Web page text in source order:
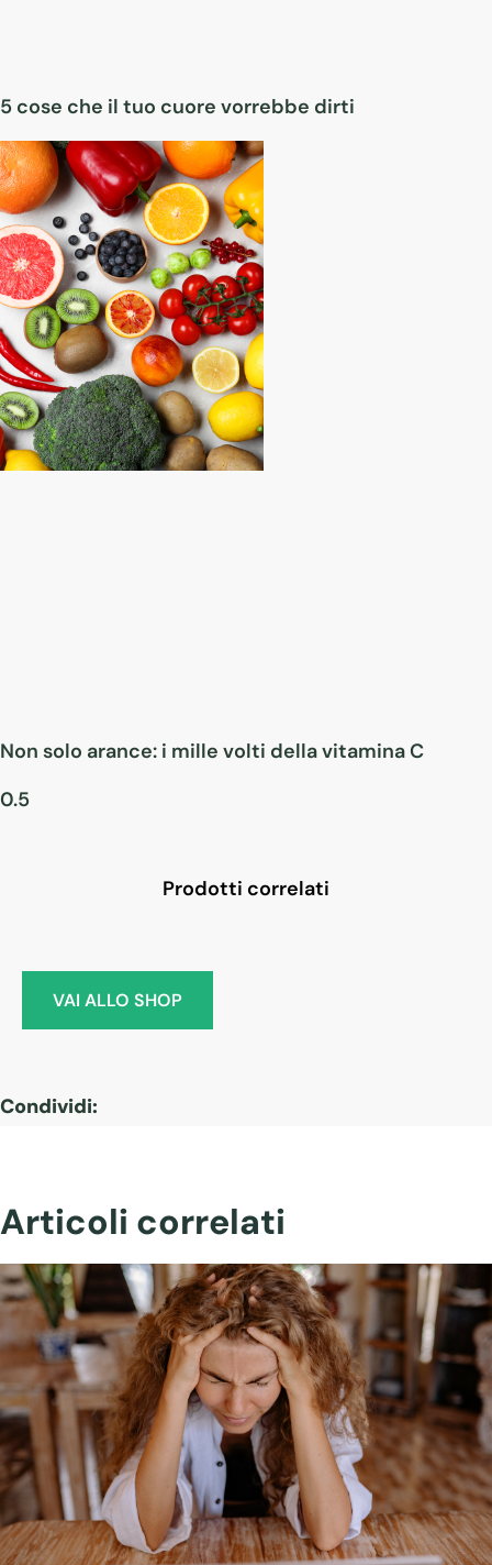
5 cose che il tuo cuore vorrebbe dirti
Non solo arance: i mille volti della vitamina C
Prodotti correlati
VAI ALLO SHOP
Condividi:
Articoli correlati